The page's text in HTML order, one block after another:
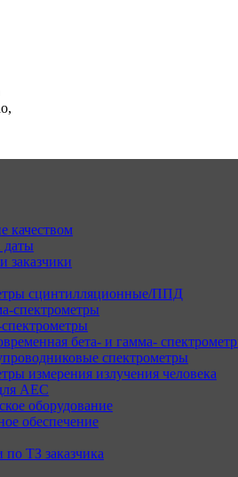
качеством
даты
заказчики
сцинтилляционные/ППД
спектрометры
спектрометры
бета- и гамма-
спектрометры
измерения излучения человека
АЕС
оборудование
обеспечение
по ТЗ заказчика